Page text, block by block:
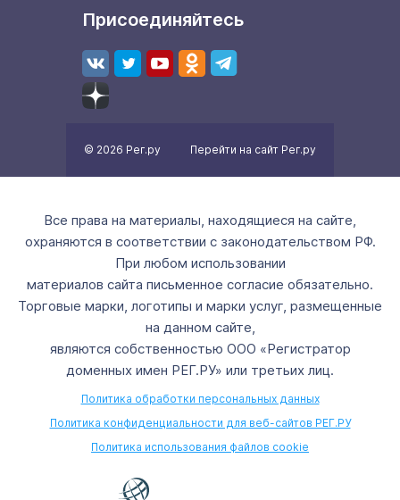
Присоединяйтесь
© 2026 Рег.ру Перейти на сайт Рег.ру
Все права на материалы, находящиеся на сайте,
охраняются в соответствии с законодательством РФ.
При любом использовании
материалов сайта письменное согласие обязательно.
Торговые марки, логотипы и марки услуг, размещенные
на данном сайте,
являются собственностью ООО «Регистратор
доменных имен РЕГ.РУ» или третьих лиц.
Политика обработки персональных данных
Политика конфиденциальности для веб-сайтов РЕГ.РУ
Политика использования файлов cookie